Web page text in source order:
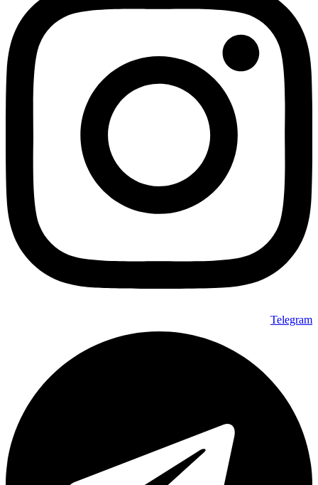
مختلفی
می
باشد.
گزینه
ها
ممکن
است
در
محصول
Telegram